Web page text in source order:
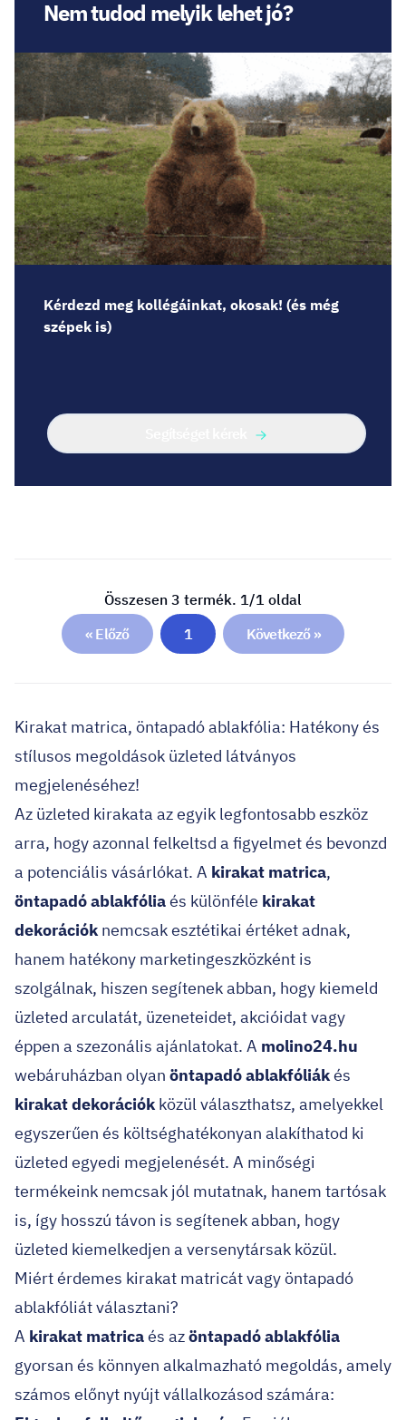
Nem tudod melyik lehet jó?
Kérdezd meg kollégáinkat, okosak! (és még
szépek is)
Összesen 3 termék. 1/1 oldal
« Előző
1 Következő »
Kirakat matrica, öntapadó ablakfólia: Hatékony és
stílusos megoldások üzleted látványos
megjelenéséhez!
Az üzleted kirakata az egyik legfontosabb eszköz
arra, hogy azonnal felkeltsd a figyelmet és bevonzd
a potenciális vásárlókat. A kirakat matrica,
öntapadó ablakfóliaés különféle kirakat
dekorációknemcsak esztétikai értéket adnak,
hanem hatékony marketingeszközként is
szolgálnak, hiszen segítenek abban, hogy kiemeld
üzleted arculatát, üzeneteidet, akcióidat vagy
éppen a szezonális ajánlatokat. A molino24.hu
webáruházban olyan öntapadó ablakfóliákés
kirakat dekorációkközül választhatsz, amelyekkel
egyszerűen és költséghatékonyan alakíthatod ki
üzleted egyedi megjelenését. A minőségi
termékeink nemcsak jól mutatnak, hanem tartósak
is, így hosszú távon is segítenek abban, hogy
üzleted kiemelkedjen a versenytársak közül.
Miért érdemes kirakat matricát vagy öntapadó
ablakfóliát választani?
A kirakat matricaés azöntapadó ablakfólia
gyorsan és könnyen alkalmazható megoldás, amely
számos előnyt nyújt vállalkozásod számára: